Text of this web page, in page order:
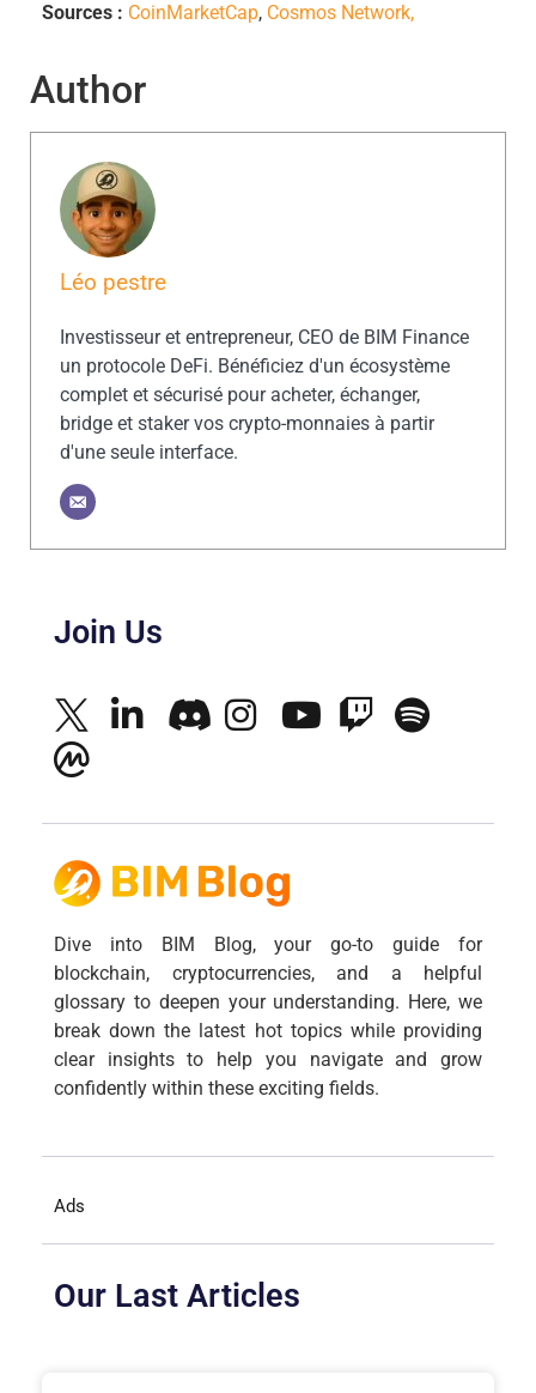
Sources : CoinMarketCap, Cosmos Network,
Author
Léo pestre
Investisseur et entrepreneur, CEO de BIM Finance
un protocole DeFi. Bénéficiez d'un écosystème
complet et sécurisé pour acheter, échanger,
bridge et staker vos crypto-monnaies à partir
d'une seule interface.
Join Us
Dive into BIM Blog, your go-to guide for
blockchain, cryptocurrencies, and a helpful
glossary to deepen your understanding. Here, we
break down the latest hot topics while providing
clear insights to help you navigate and grow
confidently within these exciting fields.
Ads
Our Last Articles